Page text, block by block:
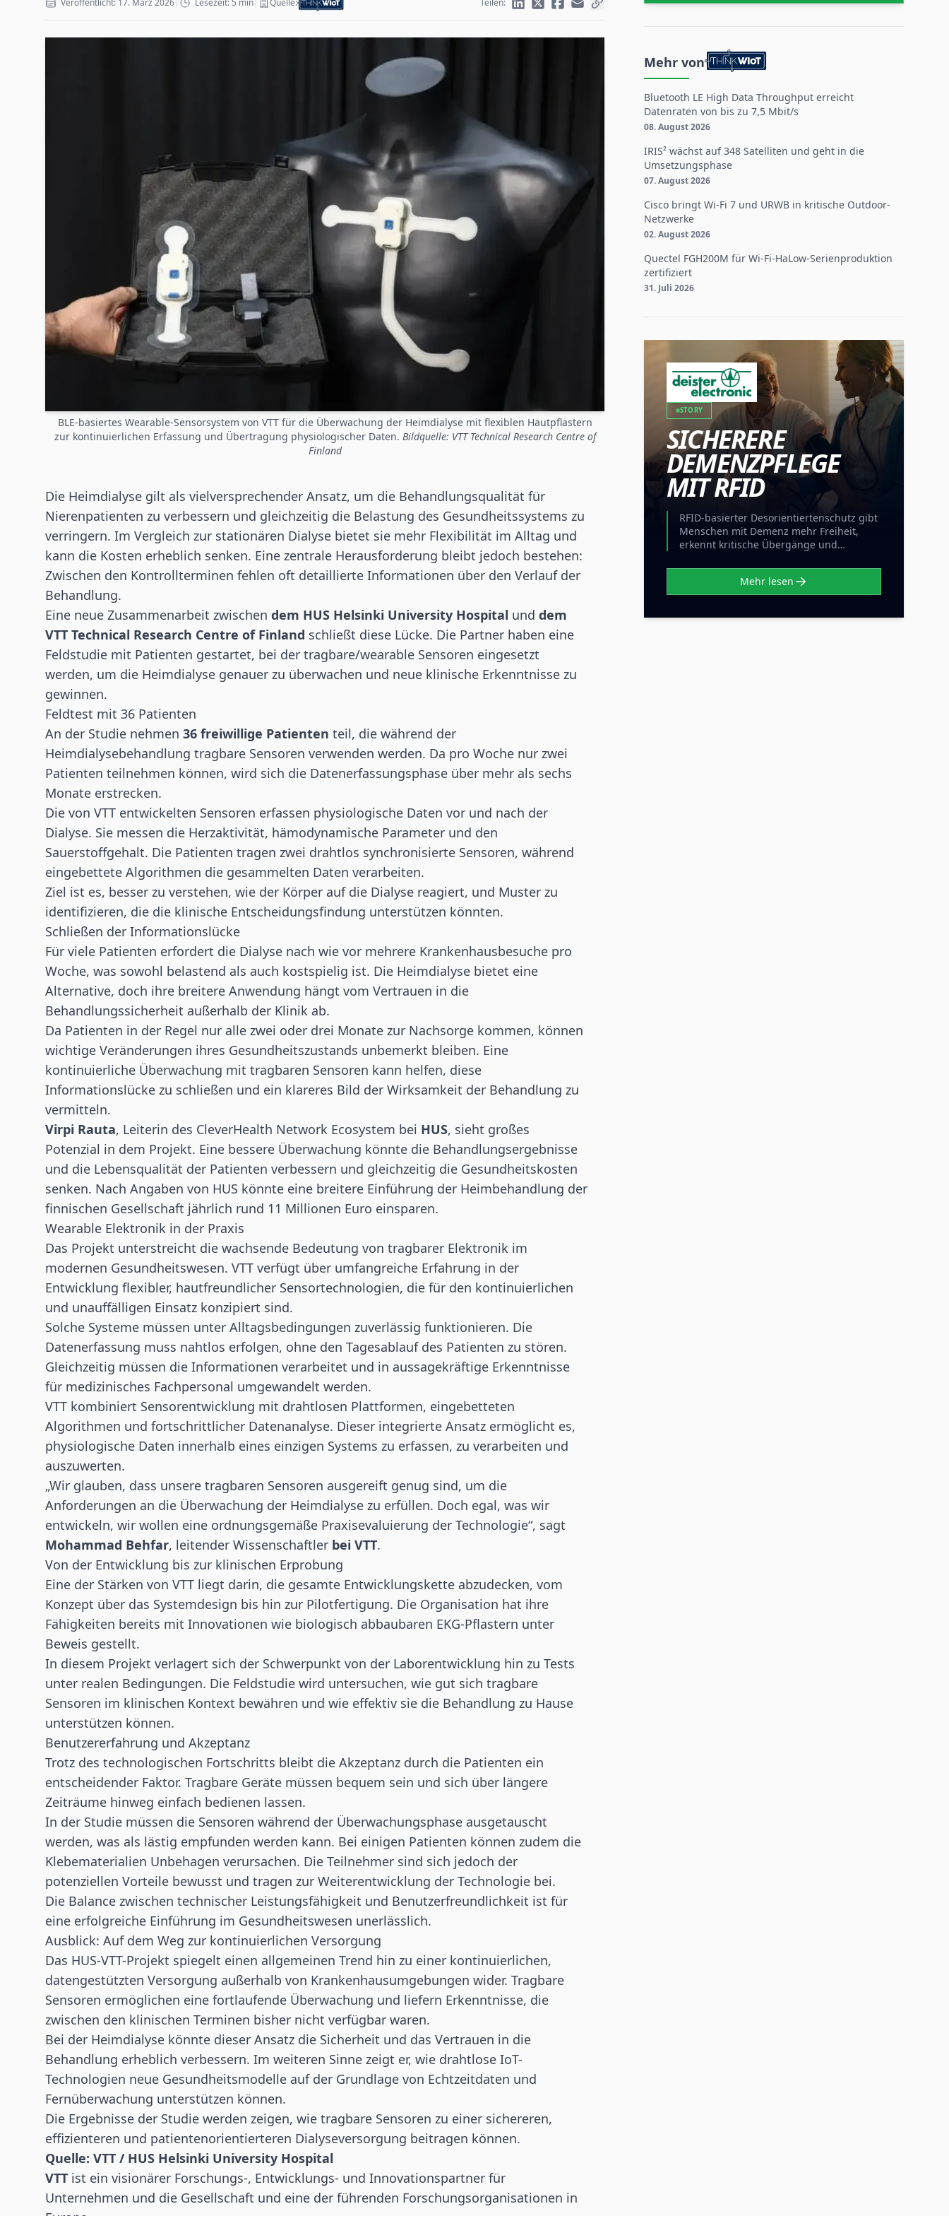
Veröffentlicht: 17. März 2026| Lesezeit: 5 min| Quelle: Teilen:
BLE-basiertes Wearable-Sensorsystem von VTT für die Überwachung der Heimdialyse mit flexiblen Hautpflastern
zur kontinuierlichen Erfassung und Übertragung physiologischer Daten. Bildquelle: VTT Technical Research Centre of
Finland
Die Heimdialyse gilt als vielversprechender Ansatz, um die Behandlungsqualität für
Nierenpatienten zu verbessern und gleichzeitig die Belastung des Gesundheitssystems zu
verringern. Im Vergleich zur stationären Dialyse bietet sie mehr Flexibilität im Alltag und
kann die Kosten erheblich senken. Eine zentrale Herausforderung bleibt jedoch bestehen:
Zwischen den Kontrollterminen fehlen oft detaillierte Informationen über den Verlauf der
Behandlung.
Eine neue Zusammenarbeit zwischen dem HUS Helsinki University Hospital und dem
VTT Technical Research Centre of Finland schließt diese Lücke. Die Partner haben eine
Feldstudie mit Patienten gestartet, bei der tragbare/wearable Sensoren eingesetzt
werden, um die Heimdialyse genauer zu überwachen und neue klinische Erkenntnisse zu
gewinnen.
Feldtest mit 36 Patienten
An der Studie nehmen 36 freiwillige Patienten teil, die während der
Heimdialysebehandlung tragbare Sensoren verwenden werden. Da pro Woche nur zwei
Patienten teilnehmen können, wird sich die Datenerfassungsphase über mehr als sechs
Monate erstrecken.
Die von VTT entwickelten Sensoren erfassen physiologische Daten vor und nach der
Dialyse. Sie messen die Herzaktivität, hämodynamische Parameter und den
Sauerstoffgehalt. Die Patienten tragen zwei drahtlos synchronisierte Sensoren, während
eingebettete Algorithmen die gesammelten Daten verarbeiten.
Ziel ist es, besser zu verstehen, wie der Körper auf die Dialyse reagiert, und Muster zu
identifizieren, die die klinische Entscheidungsfindung unterstützen könnten.
Schließen der Informationslücke
Für viele Patienten erfordert die Dialyse nach wie vor mehrere Krankenhausbesuche pro
Woche, was sowohl belastend als auch kostspielig ist. Die Heimdialyse bietet eine
Alternative, doch ihre breitere Anwendung hängt vom Vertrauen in die
Behandlungssicherheit außerhalb der Klinik ab.
Da Patienten in der Regel nur alle zwei oder drei Monate zur Nachsorge kommen, können
wichtige Veränderungen ihres Gesundheitszustands unbemerkt bleiben. Eine
kontinuierliche Überwachung mit tragbaren Sensoren kann helfen, diese
Informationslücke zu schließen und ein klareres Bild der Wirksamkeit der Behandlung zu
vermitteln.
Virpi Rauta, Leiterin des CleverHealth Network Ecosystem bei HUS, sieht großes
Potenzial in dem Projekt. Eine bessere Überwachung könnte die Behandlungsergebnisse
und die Lebensqualität der Patienten verbessern und gleichzeitig die Gesundheitskosten
senken. Nach Angaben von HUS könnte eine breitere Einführung der Heimbehandlung der
finnischen Gesellschaft jährlich rund 11 Millionen Euro einsparen.
Wearable Elektronik in der Praxis
Das Projekt unterstreicht die wachsende Bedeutung von tragbarer Elektronik im
modernen Gesundheitswesen. VTT verfügt über umfangreiche Erfahrung in der
Entwicklung flexibler, hautfreundlicher Sensortechnologien, die für den kontinuierlichen
und unauffälligen Einsatz konzipiert sind.
Solche Systeme müssen unter Alltagsbedingungen zuverlässig funktionieren. Die
Datenerfassung muss nahtlos erfolgen, ohne den Tagesablauf des Patienten zu stören.
Gleichzeitig müssen die Informationen verarbeitet und in aussagekräftige Erkenntnisse
für medizinisches Fachpersonal umgewandelt werden.
VTT kombiniert Sensorentwicklung mit drahtlosen Plattformen, eingebetteten
Algorithmen und fortschrittlicher Datenanalyse. Dieser integrierte Ansatz ermöglicht es,
physiologische Daten innerhalb eines einzigen Systems zu erfassen, zu verarbeiten und
auszuwerten.
„Wir glauben, dass unsere tragbaren Sensoren ausgereift genug sind, um die
Anforderungen an die Überwachung der Heimdialyse zu erfüllen. Doch egal, was wir
entwickeln, wir wollen eine ordnungsgemäße Praxisevaluierung der Technologie“, sagt
Mohammad Behfar, leitender Wissenschaftler bei VTT.
Von der Entwicklung bis zur klinischen Erprobung
Eine der Stärken von VTT liegt darin, die gesamte Entwicklungskette abzudecken, vom
Konzept über das Systemdesign bis hin zur Pilotfertigung. Die Organisation hat ihre
Fähigkeiten bereits mit Innovationen wie biologisch abbaubaren EKG-Pflastern unter
Beweis gestellt.
In diesem Projekt verlagert sich der Schwerpunkt von der Laborentwicklung hin zu Tests
unter realen Bedingungen. Die Feldstudie wird untersuchen, wie gut sich tragbare
Sensoren im klinischen Kontext bewähren und wie effektiv sie die Behandlung zu Hause
unterstützen können.
Benutzererfahrung und Akzeptanz
Trotz des technologischen Fortschritts bleibt die Akzeptanz durch die Patienten ein
entscheidender Faktor. Tragbare Geräte müssen bequem sein und sich über längere
Zeiträume hinweg einfach bedienen lassen.
In der Studie müssen die Sensoren während der Überwachungsphase ausgetauscht
werden, was als lästig empfunden werden kann. Bei einigen Patienten können zudem die
Klebematerialien Unbehagen verursachen. Die Teilnehmer sind sich jedoch der
potenziellen Vorteile bewusst und tragen zur Weiterentwicklung der Technologie bei.
Die Balance zwischen technischer Leistungsfähigkeit und Benutzerfreundlichkeit ist für
eine erfolgreiche Einführung im Gesundheitswesen unerlässlich.
Ausblick: Auf dem Weg zur kontinuierlichen Versorgung
Das HUS-VTT-Projekt spiegelt einen allgemeinen Trend hin zu einer kontinuierlichen,
datengestützten Versorgung außerhalb von Krankenhausumgebungen wider. Tragbare
Sensoren ermöglichen eine fortlaufende Überwachung und liefern Erkenntnisse, die
zwischen den klinischen Terminen bisher nicht verfügbar waren.
Bei der Heimdialyse könnte dieser Ansatz die Sicherheit und das Vertrauen in die
Behandlung erheblich verbessern. Im weiteren Sinne zeigt er, wie drahtlose IoT-
Technologien neue Gesundheitsmodelle auf der Grundlage von Echtzeitdaten und
Fernüberwachung unterstützen können.
Die Ergebnisse der Studie werden zeigen, wie tragbare Sensoren zu einer sichereren,
effizienteren und patientenorientierteren Dialyseversorgung beitragen können.
Quelle: VTT / HUS Helsinki University Hospital
VTT ist ein visionärer Forschungs-, Entwicklungs- und Innovationspartner für
Unternehmen und die Gesellschaft und eine der führenden Forschungsorganisationen in
Mehr von
Bluetooth LE High Data Throughput erreicht
Datenraten von bis zu 7,5 Mbit/s
08. August 2026
IRIS² wächst auf 348 Satelliten und geht in die
Umsetzungsphase
07. August 2026
Cisco bringt Wi-Fi 7 und URWB in kritische Outdoor-
Netzwerke
02. August 2026
Quectel FGH200M für Wi-Fi-HaLow-Serienproduktion
zertifiziert
31. Juli 2026
STORY
SICHERERE
DEMENZPFLEGE
MIT RFID
RFID-basierter Desorientiertenschutz gibt
Menschen mit Demenz mehr Freiheit,
erkennt kritische Übergänge und
Mehr lesen